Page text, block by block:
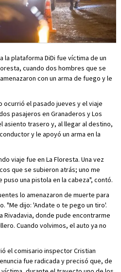
la plataforma DiDi fue víctima de un
cuando dos hombres que se
con un arma de fuego y le
ocurrió el pasado jueves y el viaje
pasajeros en Granaderos y Los
asiento trasero y, al llegar al destino,
y le apoyó un arma en la
viaje fue en La Floresta. Una vez
que se subieron atrás; uno me
una pistola en la cabeza", contó.
lo amenazaron de muerte para
"Me dijo: 'Andate o te pego un tiro'.
Rivadavia, donde pude encontrarme
Cuando volvimos, el auto ya no
el comisario inspector Cristian
fue radicada y precisó que, de